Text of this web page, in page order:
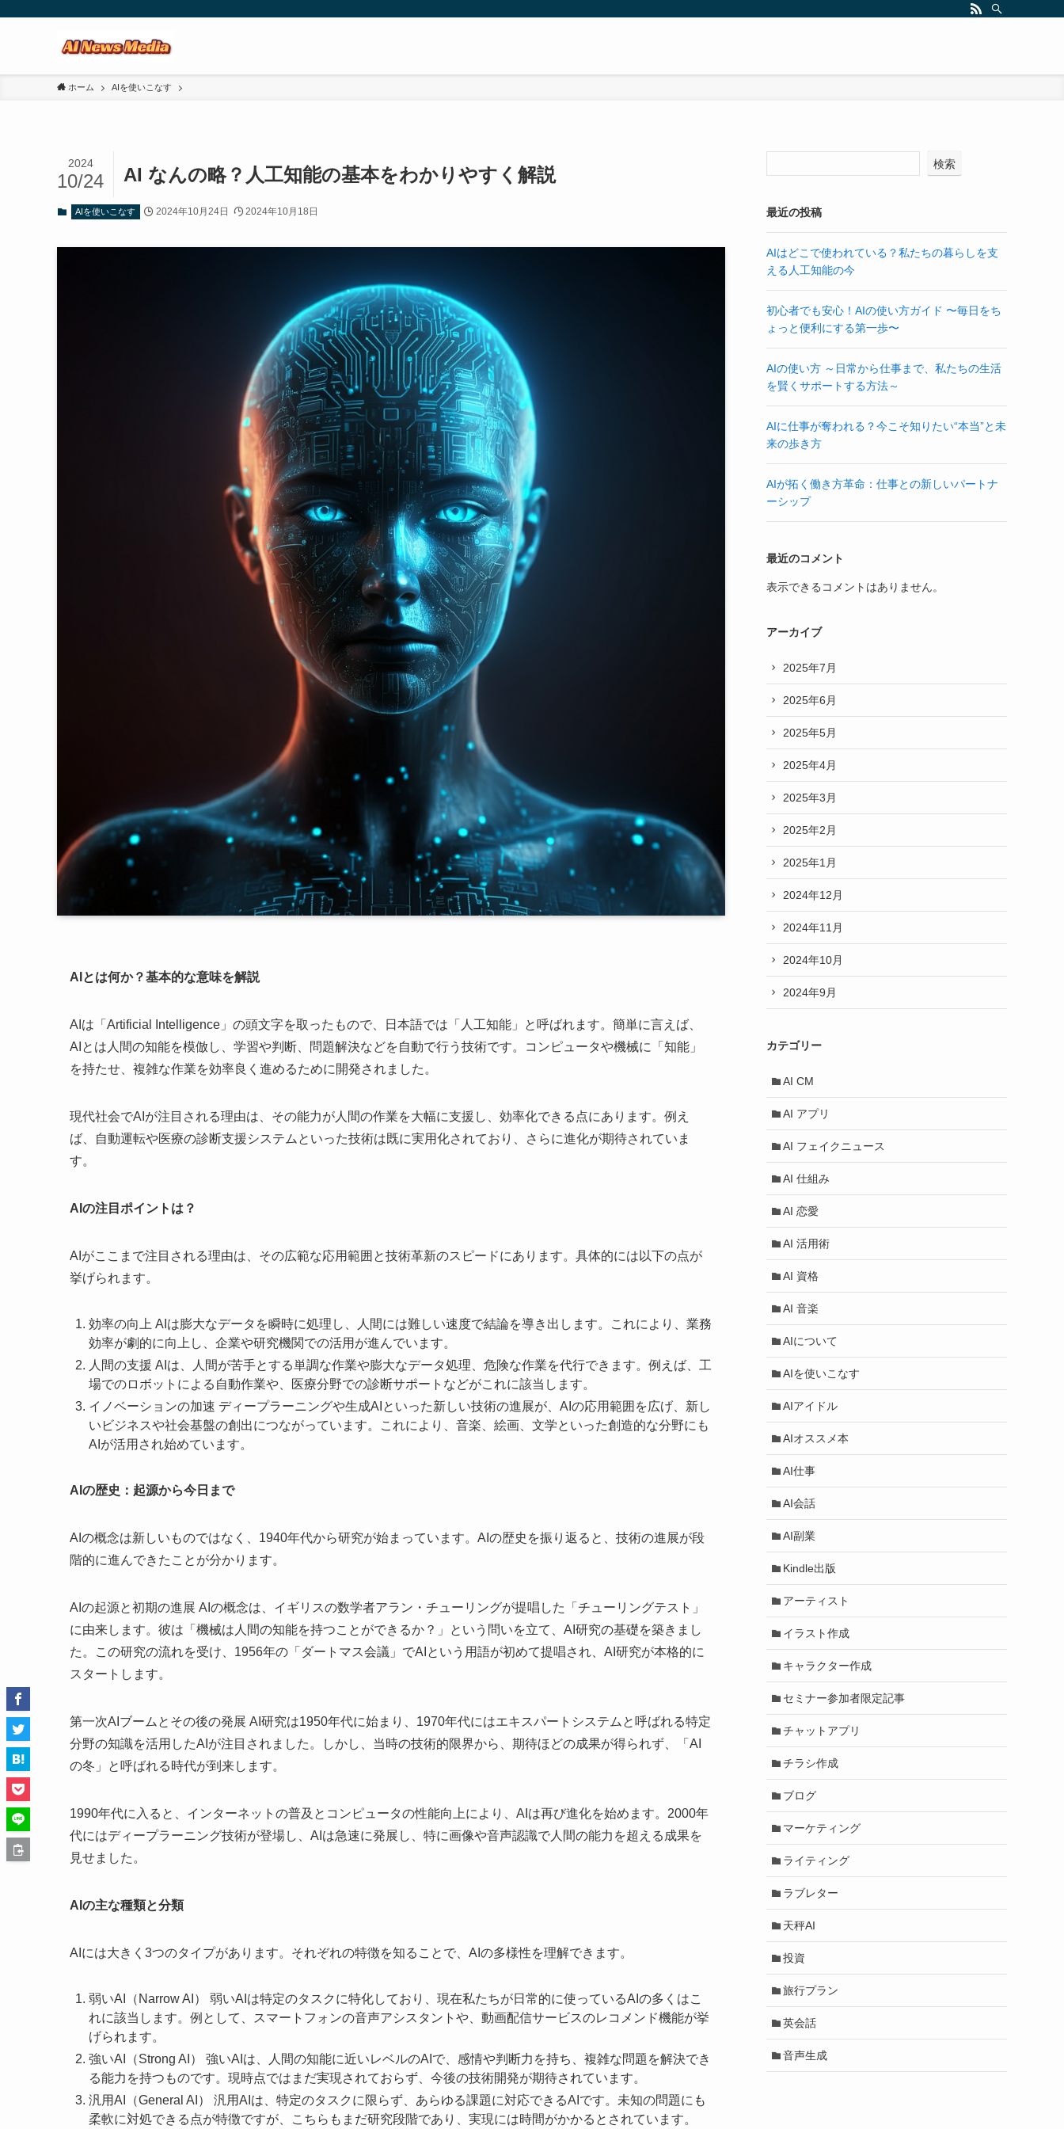
ホーム AIを使いこなす
AI なんの略？人工知能の基本をわかりやすく解説
2024
10/24
AIを使いこなす 2024年10月24日 2024年10月18日
AIとは何か？基本的な意味を解説
AIは「Artificial Intelligence」の頭文字を取ったもので、日本語では「人工知能」と呼ばれます。簡単に言えば、
AIとは人間の知能を模倣し、学習や判断、問題解決などを自動で行う技術です。コンピュータや機械に「知能」
を持たせ、複雑な作業を効率良く進めるために開発されました。
現代社会でAIが注目される理由は、その能力が人間の作業を大幅に支援し、効率化できる点にあります。例え
ば、自動運転や医療の診断支援システムといった技術は既に実用化されており、さらに進化が期待されていま
す。
AIの注目ポイントは？
AIがここまで注目される理由は、その広範な応用範囲と技術革新のスピードにあります。具体的には以下の点が
挙げられます。
効率の向上 AIは膨大なデータを瞬時に処理し、人間には難しい速度で結論を導き出します。これにより、業務
効率が劇的に向上し、企業や研究機関での活用が進んでいます。
人間の支援 AIは、人間が苦手とする単調な作業や膨大なデータ処理、危険な作業を代行できます。例えば、工
場でのロボットによる自動作業や、医療分野での診断サポートなどがこれに該当します。
イノベーションの加速 ディープラーニングや生成AIといった新しい技術の進展が、AIの応用範囲を広げ、新し
いビジネスや社会基盤の創出につながっています。これにより、音楽、絵画、文学といった創造的な分野にも
AIが活用され始めています。
AIの歴史：起源から今日まで
AIの概念は新しいものではなく、1940年代から研究が始まっています。AIの歴史を振り返ると、技術の進展が段
階的に進んできたことが分かります。
AIの起源と初期の進展 AIの概念は、イギリスの数学者アラン・チューリングが提唱した「チューリングテスト」
に由来します。彼は「機械は人間の知能を持つことができるか？」という問いを立て、AI研究の基礎を築きまし
た。この研究の流れを受け、1956年の「ダートマス会議」でAIという用語が初めて提唱され、AI研究が本格的に
スタートします。
第一次AIブームとその後の発展 AI研究は1950年代に始まり、1970年代にはエキスパートシステムと呼ばれる特定
分野の知識を活用したAIが注目されました。しかし、当時の技術的限界から、期待ほどの成果が得られず、「AI
の冬」と呼ばれる時代が到来します。
1990年代に入ると、インターネットの普及とコンピュータの性能向上により、AIは再び進化を始めます。2000年
代にはディープラーニング技術が登場し、AIは急速に発展し、特に画像や音声認識で人間の能力を超える成果を
見せました。
AIの主な種類と分類
AIには大きく3つのタイプがあります。それぞれの特徴を知ることで、AIの多様性を理解できます。
弱いAI（Narrow AI） 弱いAIは特定のタスクに特化しており、現在私たちが日常的に使っているAIの多くはこ
れに該当します。例として、スマートフォンの音声アシスタントや、動画配信サービスのレコメンド機能が挙
げられます。
強いAI（Strong AI） 強いAIは、人間の知能に近いレベルのAIで、感情や判断力を持ち、複雑な問題を解決でき
る能力を持つものです。現時点ではまだ実現されておらず、今後の技術開発が期待されています。
汎用AI（General AI） 汎用AIは、特定のタスクに限らず、あらゆる課題に対応できるAIです。未知の問題にも
柔軟に対処できる点が特徴ですが、こちらもまだ研究段階であり、実現には時間がかかるとされています。
検索
最近の投稿
AIはどこで使われている？私たちの暮らしを支
える人工知能の今
初心者でも安心！AIの使い方ガイド 〜毎日をち
ょっと便利にする第一歩〜
AIの使い方 ～日常から仕事まで、私たちの生活
を賢くサポートする方法～
AIに仕事が奪われる？今こそ知りたい“本当”と未
来の歩き方
AIが拓く働き方革命：仕事との新しいパートナ
ーシップ
最近のコメント
表示できるコメントはありません。
アーカイブ
2025年7月
2025年6月
2025年5月
2025年4月
2025年3月
2025年2月
2025年1月
2024年12月
2024年11月
2024年10月
2024年9月
カテゴリー
AI CM
AI アプリ
AI フェイクニュース
AI 仕組み
AI 恋愛
AI 活用術
AI 資格
AI 音楽
AIについて
AIを使いこなす
AIアイドル
AIオススメ本
AI仕事
AI会話
AI副業
Kindle出版
アーティスト
イラスト作成
キャラクター作成
セミナー参加者限定記事
チャットアプリ
チラシ作成
ブログ
マーケティング
ライティング
ラブレター
天秤AI
投資
旅行プラン
英会話
音声生成